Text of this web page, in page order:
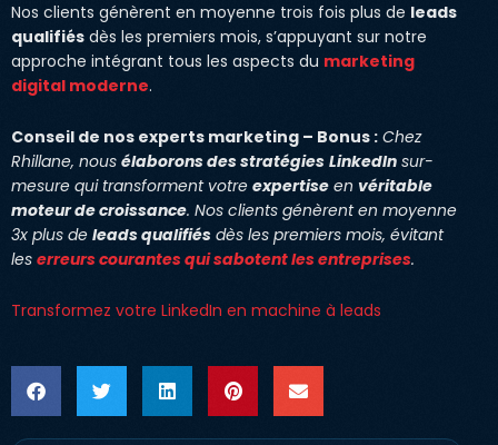
Nos clients génèrent en moyenne trois fois plus de leads
qualifiés dès les premiers mois, s’appuyant sur notre
approche intégrant tous les aspects du marketing
digital moderne.
Conseil de nos experts marketing – Bonus : Chez
Rhillane, nous élaborons des stratégies LinkedIn sur-
mesure qui transforment votre expertise en véritable
moteur de croissance. Nos clients génèrent en moyenne
3x plus de leads qualifiés dès les premiers mois, évitant
les erreurs courantes qui sabotent les entreprises.
Transformez votre LinkedIn en machine à leads